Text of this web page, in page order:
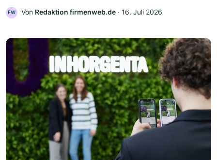
FW Von Redaktion firmenweb.de ‧ 16. Juli 2026